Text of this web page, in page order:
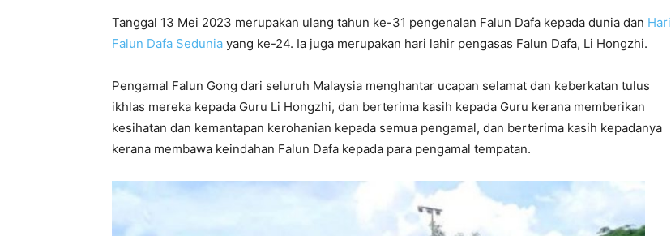
Tanggal 13 Mei 2023 merupakan ulang tahun ke-31 pengenalan Falun Dafa kepada dunia dan Hari
Falun Dafa Sedunia yang ke-24. Ia juga merupakan hari lahir pengasas Falun Dafa, Li Hongzhi.
Pengamal Falun Gong dari seluruh Malaysia menghantar ucapan selamat dan keberkatan tulus
ikhlas mereka kepada Guru Li Hongzhi, dan berterima kasih kepada Guru kerana memberikan
kesihatan dan kemantapan kerohanian kepada semua pengamal, dan berterima kasih kepadanya
kerana membawa keindahan Falun Dafa kepada para pengamal tempatan.